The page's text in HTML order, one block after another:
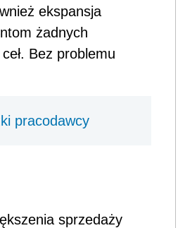
ekspansja
żadnych
Bez problemu
pracodawcy
sprzedaży